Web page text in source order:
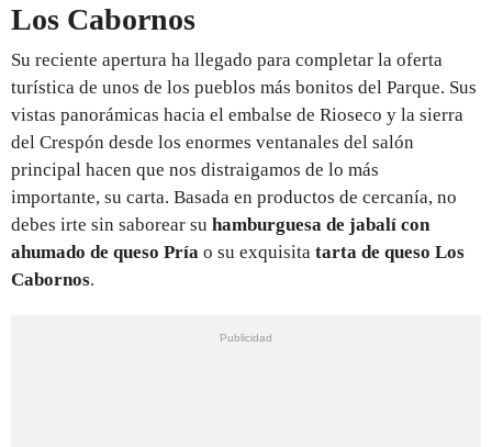
Los Cabornos
Su reciente apertura ha llegado para completar la oferta
turística de unos de los pueblos más bonitos del Parque. Sus
vistas panorámicas hacia el embalse de Rioseco y la sierra
del Crespón desde los enormes ventanales del salón
principal hacen que nos distraigamos de lo más
importante, su carta. Basada en productos de cercanía, no
debes irte sin saborear su hamburguesa de jabalí con
ahumado de queso Pría o su exquisita tarta de queso Los
Cabornos.